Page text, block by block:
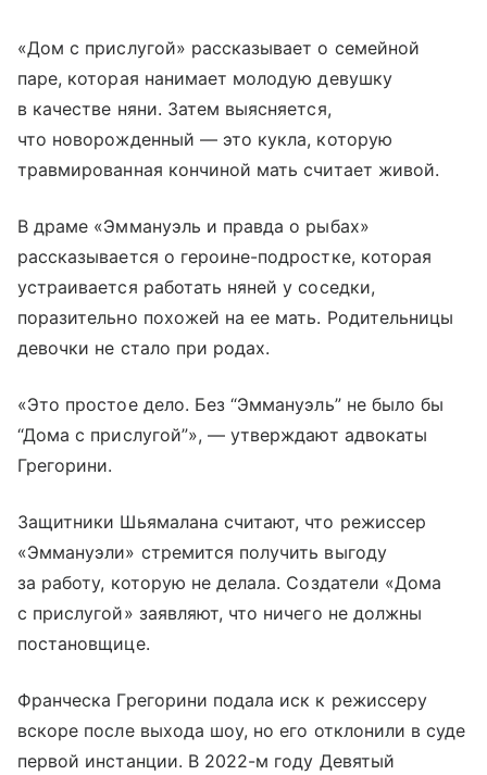
«Дом с прислугой» рассказывает о семейной
паре, которая нанимает молодую девушку
в качестве няни. Затем выясняется,
что новорожденный — это кукла, которую
травмированная кончиной мать считает живой.
В драме «Эммануэль и правда о рыбах»
рассказывается о героине-подростке, которая
устраивается работать няней у соседки,
поразительно похожей на ее мать. Родительницы
девочки не стало при родах.
«Это простое дело. Без “Эммануэль” не было бы
“Дома с прислугой”», — утверждают адвокаты
Грегорини.
Защитники Шьямалана считают, что режиссер
«Эммануэли» стремится получить выгоду
за работу, которую не делала. Создатели «Дома
с прислугой» заявляют, что ничего не должны
постановщице.
Франческа Грегорини подала иск к режиссеру
вскоре после выхода шоу, но его отклонили в суде
первой инстанции. В 2022-м году Девятый